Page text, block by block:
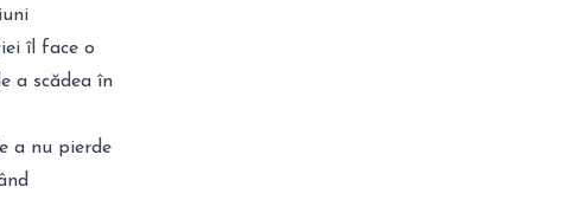
îl face o
a scădea în
a nu pierde